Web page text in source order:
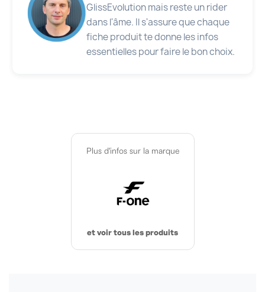
GlissEvolution mais reste un rider
dans l'âme. Il s'assure que chaque
fiche produit te donne les infos
essentielles pour faire le bon choix.
Plus d'infos sur la marque
et voir tous les produits